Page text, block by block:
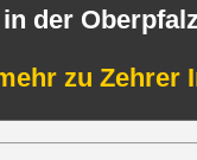
in der
zu Zehrer